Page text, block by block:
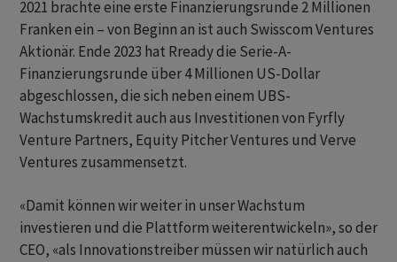
2021 brachte eine erste Finanzierungsrunde 2 Millionen
Franken ein – von Beginn an ist auch Swisscom Ventures
Aktionär. Ende 2023 hat Rready die Serie-A-
Finanzierungsrunde über 4 Millionen US-Dollar
abgeschlossen, die sich neben einem UBS-
Wachstumskredit auch aus Investitionen von Fyrfly
Venture Partners, Equity Pitcher Ventures und Verve
Ventures zusammensetzt.
«Damit können wir weiter in unser Wachstum
investieren und die Plattform weiterentwickeln», so der
CEO, «als Innovationstreiber müssen wir natürlich auch